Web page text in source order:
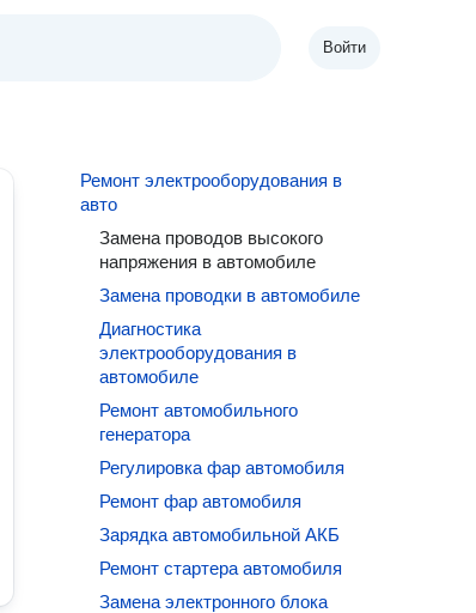
Войти
Ремонт электрооборудования в
авто
Замена проводов высокого
напряжения в автомобиле
Замена проводки в автомобиле
Диагностика
электрооборудования в
автомобиле
Ремонт автомобильного
генератора
Регулировка фар автомобиля
Ремонт фар автомобиля
Зарядка автомобильной АКБ
Ремонт стартера автомобиля
Замена электронного блока